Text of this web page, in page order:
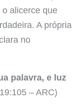
alicerce que
A própria
no
palavra, e luz
– ARC)